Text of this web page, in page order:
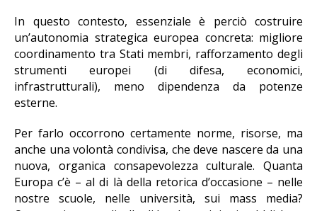
In questo contesto, essenziale è perciò costruire
un’autonomia strategica europea concreta: migliore
coordinamento tra Stati membri, rafforzamento degli
strumenti europei (di difesa, economici,
infrastrutturali), meno dipendenza da potenze
esterne.
Per farlo occorrono certamente norme, risorse, ma
anche una volontà condivisa, che deve nascere da una
nuova, organica consapevolezza culturale. Quanta
Europa c’è – al di là della retorica d’occasione – nelle
nostre scuole, nelle università, sui mass media?